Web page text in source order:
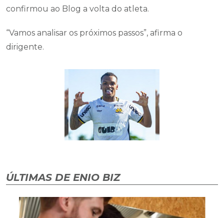
confirmou ao Blog a volta do atleta.
“Vamos analisar os próximos passos”, afirma o
dirigente.
ÚLTIMAS DE ENIO BIZ